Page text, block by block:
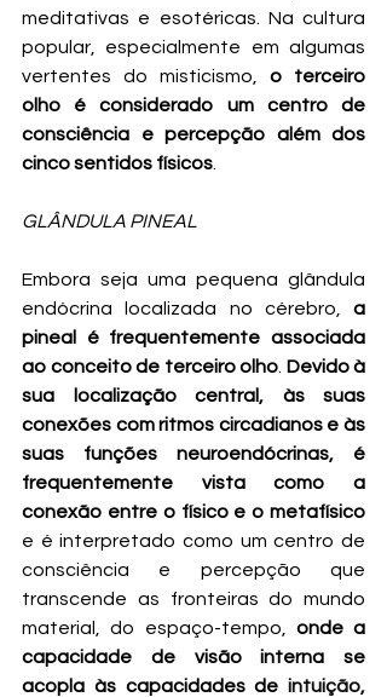
meditativas e esotéricas. Na cultura
popular, especialmente em algumas
vertentes do misticismo, o terceiro
olho é considerado um centro de
consciência e percepção além dos
cinco sentidos físicos
GLÂNDULA PINEAL
Embora seja uma pequena glândula
endócrina localizada no cérebro, a
pineal é frequentemente associada
ao conceito de terceiro olho Devido à
sua localização central, às suas
conexões com ritmos circadianos e às
suas funções neuroendócrinas, é
frequentemente vista como a
conexão entre o físico e o metafísico
e é interpretado como um centro de
consciência e percepção que
transcende as fronteiras do mundo
material, do espaço-tempo, onde a
capacidade de visão interna se
acopla às capacidades de intuição,